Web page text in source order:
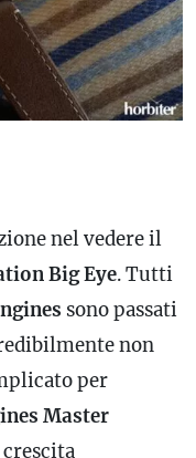
nel vedere il
Big Eye. Tutti
sono passati
non
per
Master
crescita